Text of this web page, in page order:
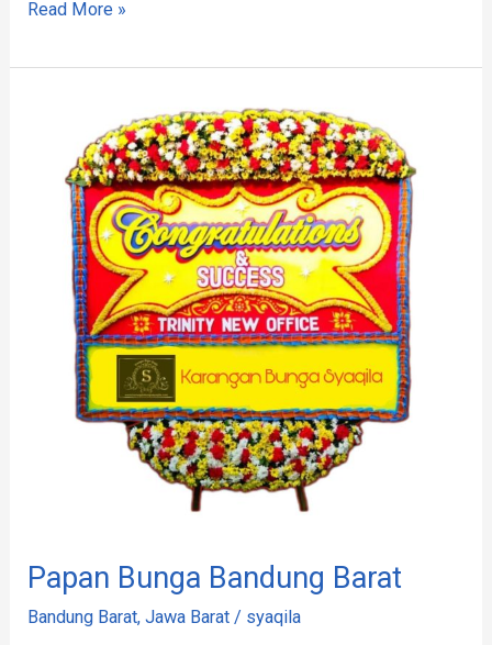
Read More »
Papan Bunga Bandung Barat
Bandung Barat,Jawa Barat / syaqila
Bandung